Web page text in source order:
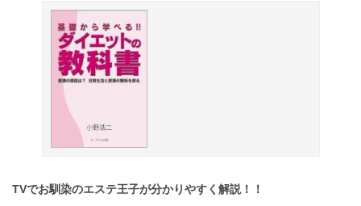
TVでお馴染のエステ王子が分かりやすく解説！！